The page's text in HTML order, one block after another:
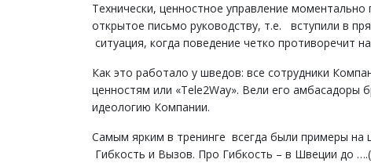
Технически, ценностное управление
открытое письмо руководству, т.е. вступили в
ситуация, когда поведение четко противоречит
Как это работало у шведов: все сотрудники
ценностям или «Tele2Way». Вели его амбасадоры
идеологию Компании.
Самым ярким в тренинге всегда были примеры
Гибкость и Вызов. Про Гибкость – в Швеции до